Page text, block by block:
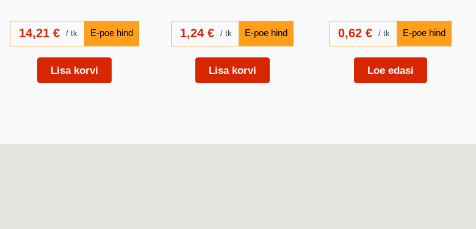
14,21 € tk
Lisa korvi
1,24€ tk
Lisa korvi
0,62€ tk
Loe edasi